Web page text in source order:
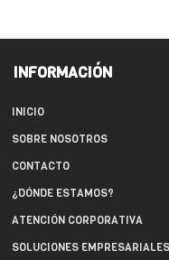
INFORMACIÓN
INICIO
SOBRE NOSOTROS
CONTACTO
¿DÓNDE ESTAMOS?
ATENCIÓN CORPORATIVA
SOLUCIONES EMPRESARIALES